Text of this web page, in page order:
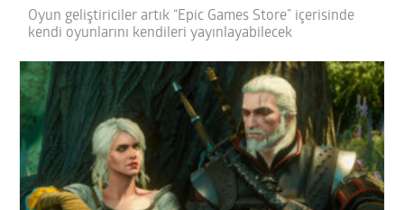
Oyun geliştiriciler artık “Epic Games Store” içerisinde
kendi oyunlarını kendileri yayınlayabilecek